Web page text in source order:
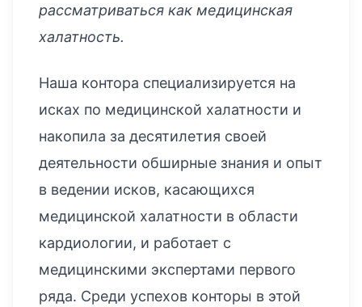
рассматриваться как медицинская
халатность.
Наша контора специализируется на
исках по медицинской халатности и
накопила за десятилетия своей
деятельности обширные знания и опыт
в ведении исков, касающихся
медицинской халатности в области
кардиологии, и работает с
медицинскими экспертами первого
ряда. Среди успехов конторы в этой